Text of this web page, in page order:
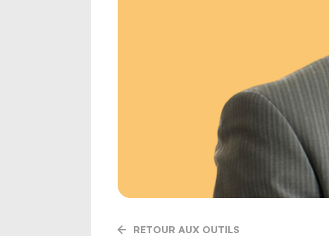
RETOUR AUX OUTILS